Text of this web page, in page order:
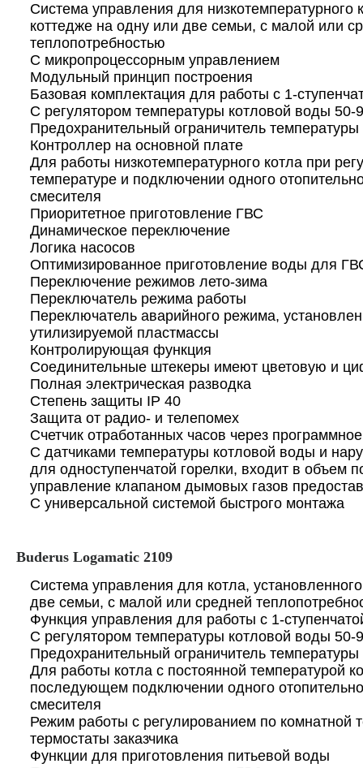
Система управления для низкотемпературного
коттедже на одну или две семьи, с малой или
теплопотребностью
С микропроцессорным управлением
Модульный принцип построения
Базовая комплектация для работы с 1-
С регулятором температуры котловой воды 50-
Предохранительный ограничитель температуры
Контроллер на основной плате
Для работы низкотемпературного котла при
температуре и подключении одного
смесителя
Приоритетное приготовление ГВС
Динамическое переключение
Логика насосов
Оптимизированное приготовление воды для
Переключение режимов лето-зима
Переключатель режима работы
Переключатель аварийного режима,
утилизируемой пластмассы
Контролирующая функция
Соединительные штекеры имеют цветовую и
Полная электрическая разводка
Степень защиты IP 40
Защита от радио- и телепомех
Счетчик отработанных часов через
С датчиками температуры котловой воды и
для одноступенчатой горелки, входит в объем
управление клапаном дымовых газов
С универсальной системой быстрого монтажа
Buderus Logamatic 2109
Система управления для котла,
две семьи, с малой или средней
Функция управления для работы с 1-
С регулятором температуры котловой воды 50-
Предохранительный ограничитель температуры
Для работы котла с постоянной температурой
последующем подключении одного
смесителя
Режим работы с регулированием по комнатной
термостаты заказчика
Функции для приготовления питьевой воды